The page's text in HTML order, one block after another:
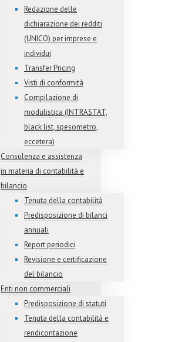
Redazione delle
dichiarazione dei redditi
(UNICO) per imprese e
individui
Transfer Pricing
Visti di conformità
Compilazione di
modulistica (INTRASTAT,
black list, spesometro,
eccetera)
Consulenza e assistenza
in materia di contabilità e
bilancio
Tenuta della contabilità
Predisposizione di bilanci
annuali
Report periodici
Revisione e certificazione
del bilancio
Enti non commerciali
Predisposizione di statuti
Tenuta della contabilità e
rendicontazione